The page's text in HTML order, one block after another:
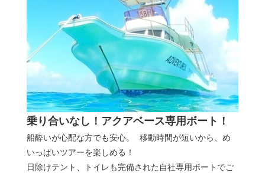
乗り合いなし！アクアベース専用ボート！
船酔いが心配な方でも安心。 移動時間が短いから、め
いっぱいツアーを楽しめる！
日除けテント、トイレも完備された自社専用ボートでご